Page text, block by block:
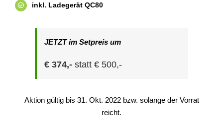
inkl. Ladegerät QC80
JETZT im Setpreis um
€ 374,- statt € 500,-
Aktion gültig bis 31. Okt. 2022 bzw. solange der Vorrat
reicht.